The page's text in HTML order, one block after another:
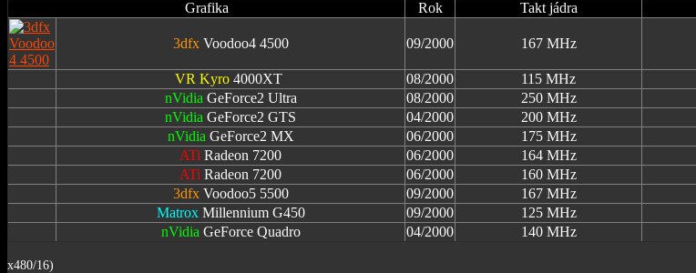
Grafika Rok Takt jádra
3dfxVoodoo4 4500 09/2000 167 MHz
VR Kyro 4000XT 08/2000 115 MHz
nVidia GeForce2 Ultra 08/2000 250 MHz
nVidia GeForce2 GTS 04/2000 200 MHz
nVidia GeForce2 MX 06/2000 175 MHz
ATi Radeon 7200 06/2000 164 MHz
ATi Radeon 7200 06/2000 160 MHz
3dfxVoodoo5 5500 09/2000 167 MHz
MatroxMillennium G450 09/2000 125 MHz
nVidia GeForce Quadro 04/2000 140 MHz
x480/16)